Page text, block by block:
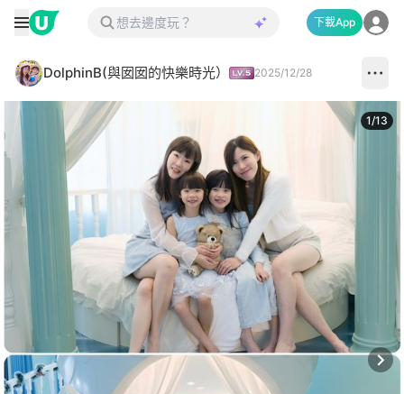
下載App
DolphinB(與囡囡的快樂時光） 2025/12/28
1/13